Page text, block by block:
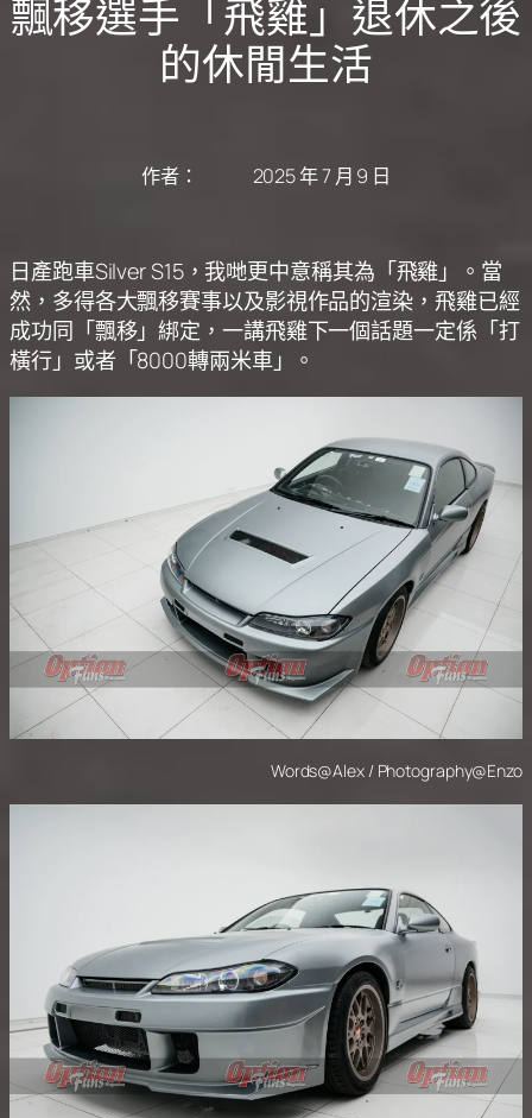
飄移選手「飛雞」退休之後
的休閒生活
作者： 2025 年 7 月 9 日
日產跑車Silver S15，我哋更中意稱其為「飛雞」。當
然，多得各大飄移賽事以及影視作品的渲染，飛雞已經
成功同「飄移」綁定，一講飛雞下一個話題一定係「打
橫行」或者「8000轉兩米車」。
Words@Alex / Photography@Enzo